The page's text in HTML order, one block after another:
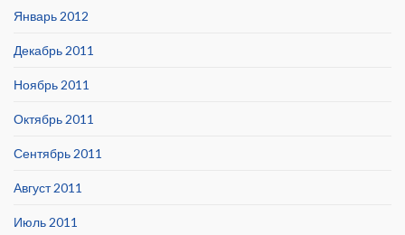
Январь 2012
Декабрь 2011
Ноябрь 2011
Октябрь 2011
Сентябрь 2011
Август 2011
Июль 2011